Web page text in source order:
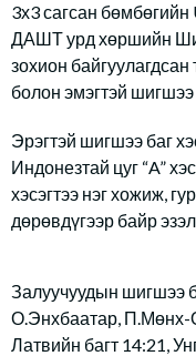
3х3 сагсан
ДАШТ урд хөршийн
зохион
болон эмэгтэй
Эрэгтэй шигшээ баг
Индонезтай цуг “A”
хэсэгтээ нэг хожиж,
дөрөвдүгээр байр
Залуучуудын шигшээ
О.Энхбаатар, П.Мөнх-
Латвийн багт 14:21,